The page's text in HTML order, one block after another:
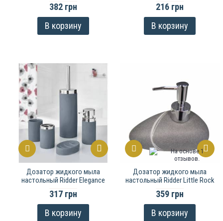
382 грн
В корзину
216 грн
В корзину
Дозатор жидкого мыла
настольный Ridder Elegance
317 грн
В корзину
Дозатор жидкого мыла
настольный Ridder Little Rock
359 грн
В корзину